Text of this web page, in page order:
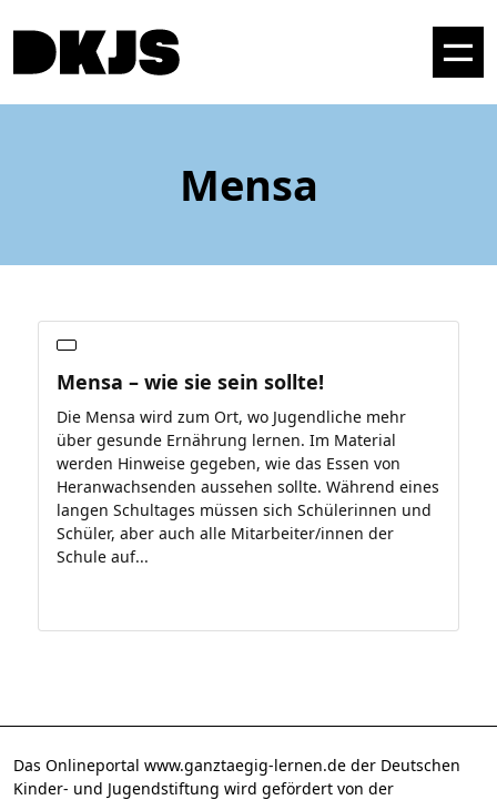
Mensa
Mensa – wie sie sein sollte!
Die Mensa wird zum Ort, wo Jugendliche mehr
über gesunde Ernährung lernen. Im Material
werden Hinweise gegeben, wie das Essen von
Heranwachsenden aussehen sollte. Während eines
langen Schultages müssen sich Schülerinnen und
Schüler, aber auch alle Mitarbeiter/innen der
Schule auf...
Das Onlineportal www.ganztaegig-lernen.de der Deutschen
Kinder- und Jugendstiftung wird gefördert von der